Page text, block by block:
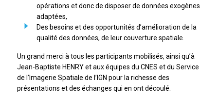
opérations et donc de disposer de données exogènes
adaptées,
Des besoins et des opportunités d’amélioration de la
qualité des données, de leur couverture spatiale.
Un grand merci à tous les participants mobilisés, ainsi qu’à
Jean-Baptiste HENRY et aux équipes du CNES et du Service
de l’Imagerie Spatiale de l’IGN pour la richesse des
présentations et des échanges qui en ont découlé.